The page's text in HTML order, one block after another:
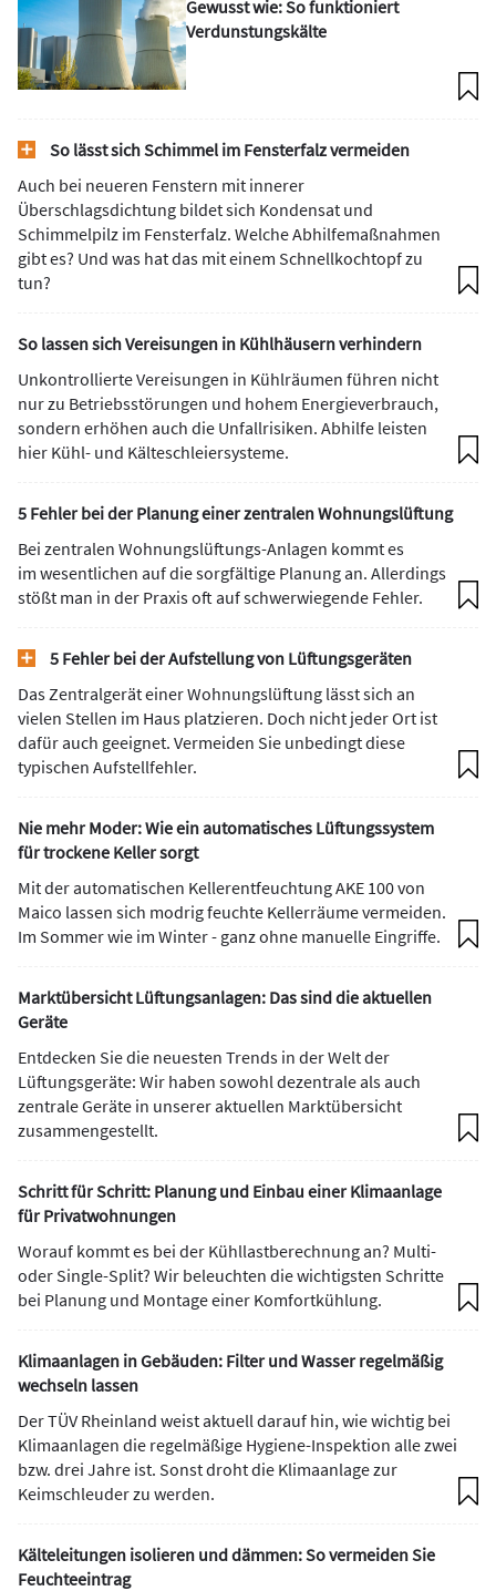
Gewusst wie: So funktioniert
Verdunstungskälte
So lässt sich Schimmel im Fensterfalz vermeiden
Auch bei neueren Fenstern mit innerer
Überschlagsdichtung bildet sich Kondensat und
Schimmelpilz im Fensterfalz. Welche Abhilfemaßnahmen
gibt es? Und was hat das mit einem Schnellkochtopf zu
tun?
So lassen sich Vereisungen in Kühlhäusern verhindern
Unkontrollierte Vereisungen in Kühlräumen führen nicht
nur zu Betriebsstörungen und hohem Energieverbrauch,
sondern erhöhen auch die Unfallrisiken. Abhilfe leisten
hier Kühl- und Kälteschleiersysteme.
5 Fehler bei der Planung einer zentralen Wohnungslüftung
Bei zentralen Wohnungslüftungs-Anlagen kommt es
im wesentlichen auf die sorgfältige Planung an. Allerdings
stößt man in der Praxis oft auf schwerwiegende Fehler.
5 Fehler bei der Aufstellung von Lüftungsgeräten
Das Zentralgerät einer Wohnungslüftung lässt sich an
vielen Stellen im Haus platzieren. Doch nicht jeder Ort ist
dafür auch geeignet. Vermeiden Sie unbedingt diese
typischen Aufstellfehler.
Nie mehr Moder: Wie ein automatisches Lüftungssystem
für trockene Keller sorgt
Mit der automatischen Kellerentfeuchtung AKE 100 von
Maico lassen sich modrig feuchte Kellerräume vermeiden.
Im Sommer wie im Winter - ganz ohne manuelle Eingriffe.
Marktübersicht Lüftungsanlagen: Das sind die aktuellen
Geräte
Entdecken Sie die neuesten Trends in der Welt der
Lüftungsgeräte: Wir haben sowohl dezentrale als auch
zentrale Geräte in unserer aktuellen Marktübersicht
zusammengestellt.
Schritt für Schritt: Planung und Einbau einer Klimaanlage
für Privatwohnungen
Worauf kommt es bei der Kühllastberechnung an? Multi-
oder Single-Split? Wir beleuchten die wichtigsten Schritte
bei Planung und Montage einer Komfortkühlung.
Klimaanlagen in Gebäuden: Filter und Wasser regelmäßig
wechseln lassen
Der TÜV Rheinland weist aktuell darauf hin, wie wichtig bei
Klimaanlagen die regelmäßige Hygiene-Inspektion alle zwei
bzw. drei Jahre ist. Sonst droht die Klimaanlage zur
Keimschleuder zu werden.
Kälteleitungen isolieren und dämmen: So vermeiden Sie
Feuchteeintrag